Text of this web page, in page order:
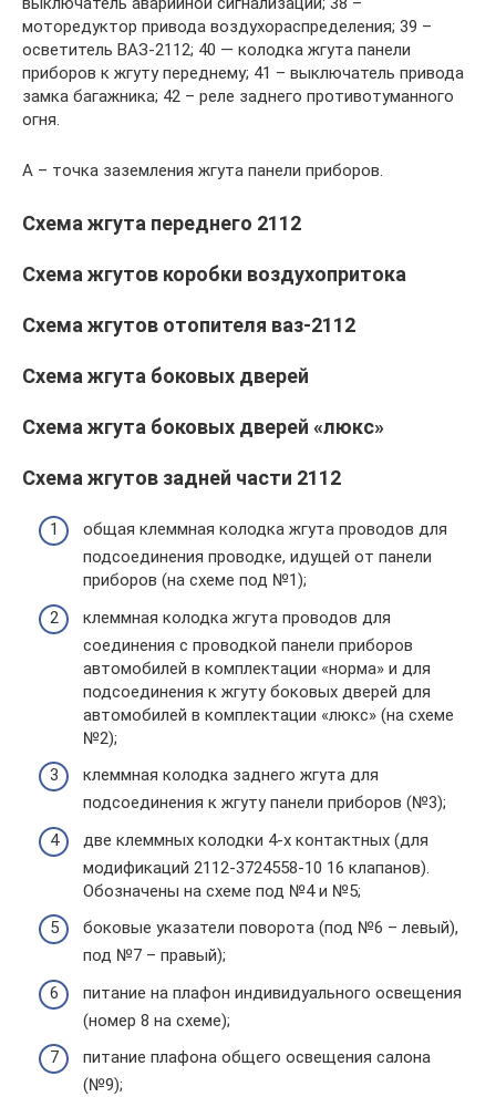
моторедуктор привода воздухораспределения; 39 –
осветитель ВАЗ-2112; 40 — колодка жгута панели
приборов к жгуту переднему; 41 – выключатель привода
замка багажника; 42 – реле заднего противотуманного
огня.
А – точка заземления жгута панели приборов.
Схема жгута переднего 2112
Схема жгутов коробки воздухопритока
Схема жгутов отопителя ваз-2112
Схема жгута боковых дверей
Схема жгута боковых дверей «люкс»
Схема жгутов задней части 2112
общая клеммная колодка жгута проводов для
подсоединения проводке, идущей от панели
приборов (на схеме под №1);
клеммная колодка жгута проводов для
соединения с проводкой панели приборов
автомобилей в комплектации «норма» и для
подсоединения к жгуту боковых дверей для
автомобилей в комплектации «люкс» (на схеме
№2);
клеммная колодка заднего жгута для
подсоединения к жгуту панели приборов (№3);
две клеммных колодки 4-х контактных (для
модификаций 2112-3724558-10 16 клапанов).
Обозначены на схеме под №4 и №5;
боковые указатели поворота (под №6 – левый),
под №7 – правый);
питание на плафон индивидуального освещения
(номер 8 на схеме);
питание плафона общего освещения салона
(№9);